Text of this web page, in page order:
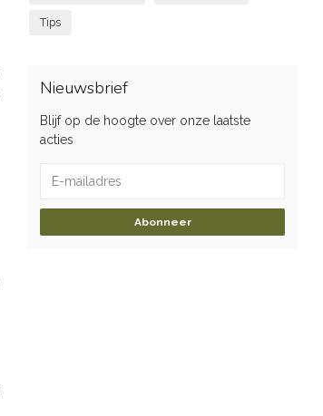
Tips
Nieuwsbrief
Blijf op de hoogte over onze laatste
acties
Abonneer